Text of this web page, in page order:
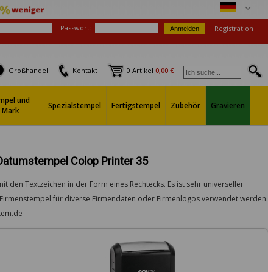
Passwort: Registration
Großhandel Kontakt 0 Artikel 0,00 €
und
Mark
Spezialstempel Fertigstempel Zubehör Gravieren
Colop Printer 35
Textzeichen in der Form eines Rechtecks. Es ist sehr universeller
für diverse Firmendaten oder Firmenlogos verwendet werden.